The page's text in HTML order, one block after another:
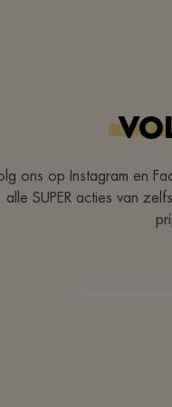
ons op Instagram en
alle SUPER acties van